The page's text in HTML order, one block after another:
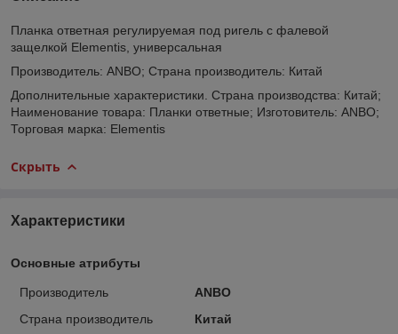
Планка ответная регулируемая под ригель с фалевой
защелкой Elementis, универсальная
Производитель: ANBO; Страна производитель: Китай
Дополнительные характеристики. Страна производства: Китай;
Наименование товара: Планки ответные; Изготовитель: ANBO;
Торговая марка: Elementis
Скрыть
Характеристики
Основные атрибуты
Производитель
ANBO
Страна производитель
Китай